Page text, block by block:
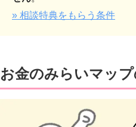
» 相談特典をもらう条件
お金のみらいマップ